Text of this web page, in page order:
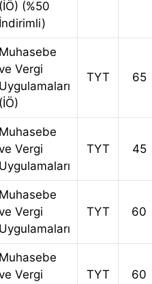
(İÖ) (%50
İndirimli)
Muhasebe
Vergi
Uygulamaları
(İÖ)
TYT 65
Muhasebe
Vergi
Uygulamaları
TYT 45
Muhasebe
Vergi
Uygulamaları
TYT 60
Muhasebe
Vergi
TYT 60